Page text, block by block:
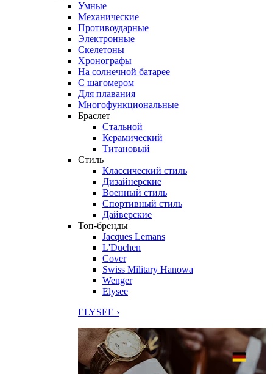
Умные
Механические
Противоударные
Электронные
Скелетоны
Хронографы
На солнечной батарее
С шагомером
Для плавания
Многофункциональные
Браслет
Стальной
Керамический
Титановый
Стиль
Классический стиль
Дизайнерские
Военный стиль
Спортивный стиль
Дайверские
Топ-бренды
Jacques Lemans
L'Duchen
Cover
Swiss Military Hanowa
Wenger
Elysee
ELYSEE ›